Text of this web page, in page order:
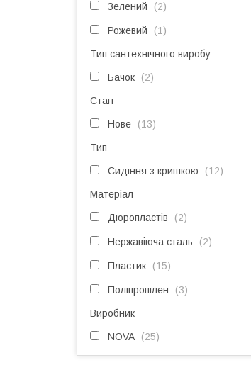
Зелений 2
Рожевий 1
Тип сантехнічного виробу
Бачок 2
Стан
Нове 13
Тип
Сидіння з кришкою 12
Матеріал
Дюропластів 2
Нержавіюча сталь 2
Пластик 15
Поліпропілен 3
Виробник
NOVA 25